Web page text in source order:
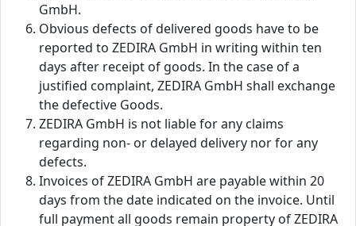
GmbH.
Obvious defects of delivered goods have to be
reported to ZEDIRA GmbH in writing within ten
days after receipt of goods. In the case of a
justified complaint, ZEDIRA GmbH shall exchange
the defective Goods.
ZEDIRA GmbH is not liable for any claims
regarding non- or delayed delivery nor for any
defects.
Invoices of ZEDIRA GmbH are payable within 20
days from the date indicated on the invoice. Until
full payment all goods remain property of ZEDIRA